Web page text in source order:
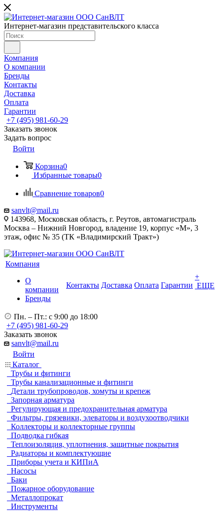
Интернет-магазин представительского класса
Компания
О компании
Бренды
Контакты
Доставка
Оплата
Гарантии
+7 (495) 981-60-29
Заказать звонок
Задать вопрос
Войти
Корзина0
Избранные товары0
Сравнение товаров0
sanvlt@mail.ru
143968, Московская область, г. Реутов, автомагистраль
Москва – Нижний Новгород, владение 19, корпус «М», 3
этаж, офис № 35 (ТК «Владимирский Тракт»)
Компания
О
компании
Бренды
Контакты Доставка Оплата Гарантии
+
ЕЩЕ
Пн. – Пт.: с 9:00 до 18:00
+7 (495) 981-60-29
Заказать звонок
sanvlt@mail.ru
Войти
Каталог
Трубы и фитинги
Трубы канализационные и фитинги
Детали трубопроводов, хомуты и крепеж
Запорная арматура
Регулирующая и предохранительная арматура
Фильтры, грязевики, элеваторы и воздухоотводчики
Коллекторы и коллекторные группы
Подводка гибкая
Теплоизоляция, уплотнения, защитные покрытия
Радиаторы и комплектующие
Приборы учета и КИПиА
Насосы
Баки
Пожарное оборудование
Металлопрокат
Инструменты